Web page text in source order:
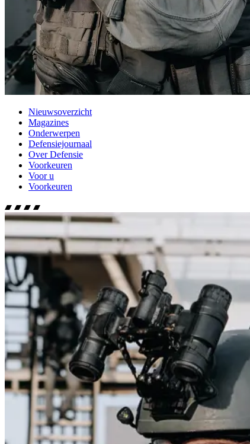
Nieuwsoverzicht
Magazines
Onderwerpen
Defensiejournaal
Over Defensie
Voorkeuren
Voor u
Voorkeuren